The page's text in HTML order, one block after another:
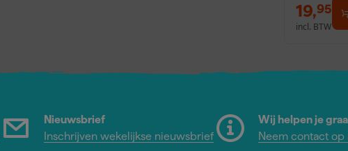
19,95
incl. BTW
Nieuwsbrief
Inschrijven wekelijkse nieuwsbrief
Wij helpen je
Neem contact op